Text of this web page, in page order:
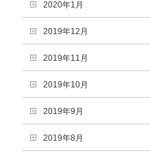
2020年1月
2019年12月
2019年11月
2019年10月
2019年9月
2019年8月